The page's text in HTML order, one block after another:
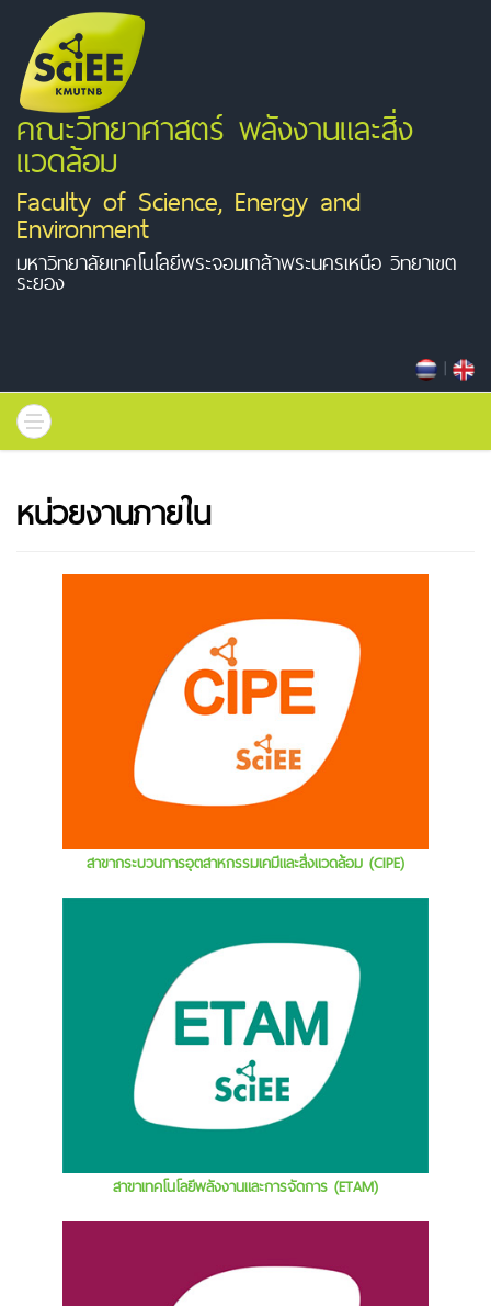
คณะวิทยาศาสตร์ พลังงานและสิ่ง
แวดล้อม
Faculty of Science, Energy and
Environment
มหาวิทยาลัยเทคโนโลยีพระจอมเกล้าพระนครเหนือ วิทยาเขต
ระยอง
|
หน่วยงานภายใน
สาขากระบวนการอุตสาหกรรมเคมีและสิ่งแวดล้อม (CIPE)
สาขาเทคโนโลยีพลังงานและการจัดการ (ETAM)